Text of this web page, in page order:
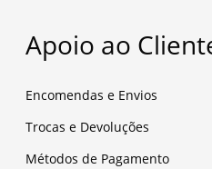
Apoio ao
Encomendas e Envios
Trocas e Devoluções
Métodos de Pagamento